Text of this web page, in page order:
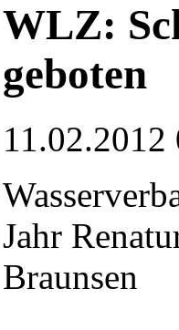
WLZ:
geboten
11.02.2012
Jahr
Braunsen